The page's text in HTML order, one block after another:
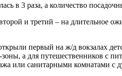
в 3 раза, а количество
и третий – на длительное
первый на ж/д вокзалах
а для путешественников с
или санитарными комнатами с